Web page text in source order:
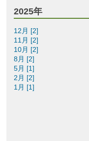
2025年
12月 [2]
11月 [2]
10月 [2]
8月 [2]
5月 [1]
2月 [2]
1月 [1]